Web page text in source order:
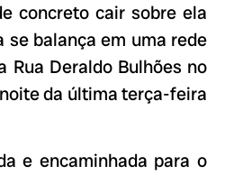
concreto cair sobre ela
se balança em uma rede
Rua Deraldo Bulhões no
da última terça-feira
e encaminhada para o